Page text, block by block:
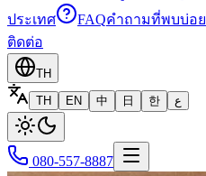
ประเทศ
FAQคำถามที่พบบ่อย
ติดต่อ
TH
TH
EN 中 日 한 ع
080-557-8887